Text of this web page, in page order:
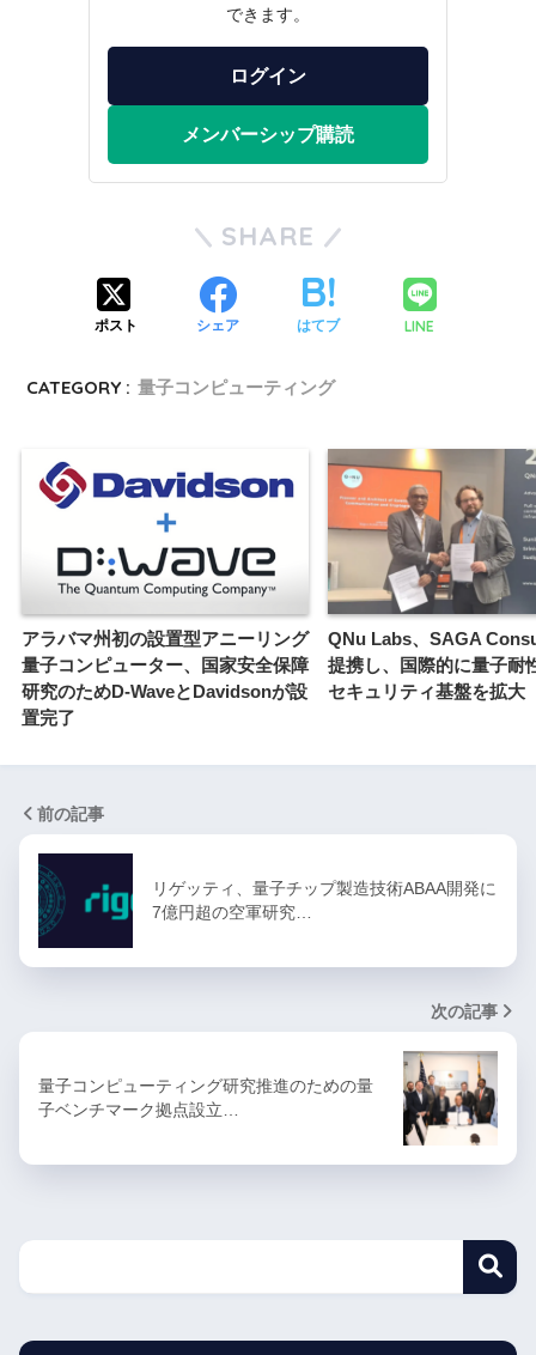
できます。
ログイン
メンバーシップ購読
SHARE
ポスト シェア はてブ LINE
CATEGORY : 量子コンピューティング
アラバマ州初の設置型アニーリング
量子コンピューター、国家安全保障
研究のためD-WaveとDavidsonが設
置完了
QNu Labs、SAGA
提携し、国際的に量子耐
セキュリティ基盤を拡大
前の記事
リゲッティ、量子チップ製造技術ABAA開発に
7億円超の空軍研究…
次の記事
量子コンピューティング研究推進のための量
子ベンチマーク拠点設立…